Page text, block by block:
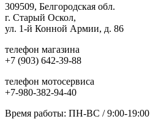
309509, Белгородская обл.
г. Старый Оскол,
ул. 1-й Конной Армии, д. 86
телефон магазина
+7 (903) 642-39-88
телефон мотосервиса
+7-980-382-94-40
Время работы: ПН-ВС / 9:00-19:00